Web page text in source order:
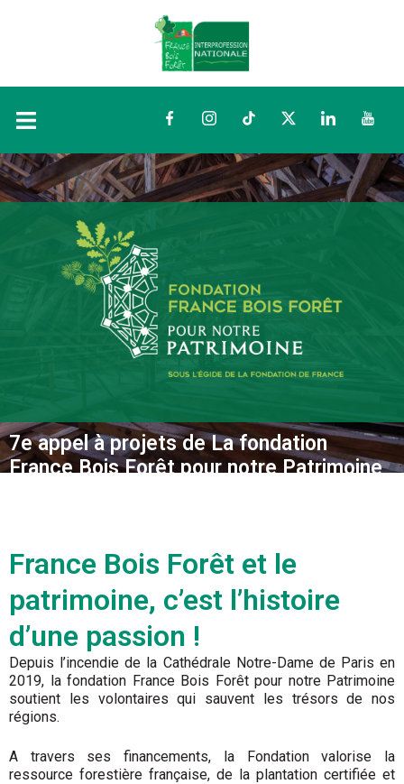
FacebookInstagramTikTokTwitterLinkedIn
7e appel à projets de La fondation
France Bois Forêt pour notre Patrimoine
France Bois Forêt et le
patrimoine, c’est l’histoire
d’une passion !
Depuis l’incendie de la Cathédrale Notre-Dame de Paris en
2019, la fondation France Bois Forêt pour notre Patrimoine
soutient les volontaires qui sauvent les trésors de nos
régions.
A travers ses financements, la Fondation valorise la
ressource forestière française, de la plantation certifiée et